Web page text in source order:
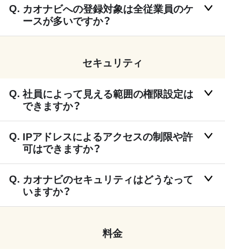
カオナビへの登録対象は全従業員のケ
ースが多いですか？
セキュリティ
社員によって見える範囲の権限設定は
できますか？
IPアドレスによるアクセスの制限や許
可はできますか？
カオナビのセキュリティはどうなって
いますか？
料金